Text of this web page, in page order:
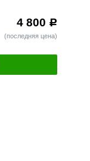
4 800 Р
(последняя цена)